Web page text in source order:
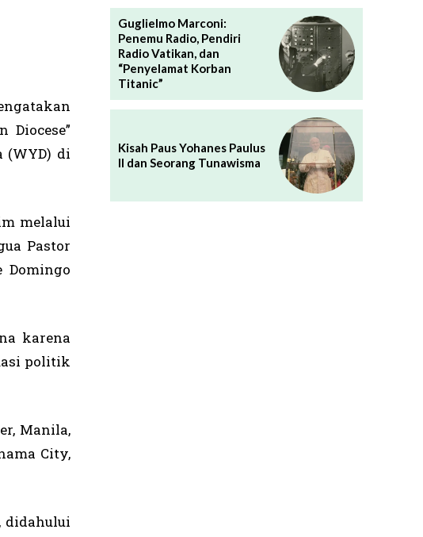
(WYD) di
melalui
Pastor
Domingo
karena
politik
Manila,
City,
didahului
Guglielmo Marconi:
Penemu Radio, Pendiri
Radio Vatikan, dan
“Penyelamat Korban
Titanic”
Kisah Paus Yohanes Paulus
II dan Seorang Tunawisma